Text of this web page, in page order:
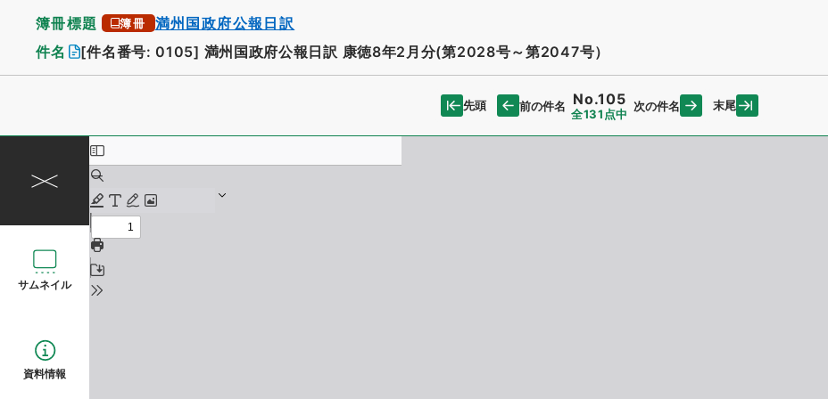
簿冊標題 簿冊 満州国政府公報日訳
件名 [件名番号: 0105] 満州国政府公報日訳 康徳8年2月分(第2028号～第2047号）
先頭 前の件名 No.105
全131点中
次の件名 末尾
サムネイル
資料情報